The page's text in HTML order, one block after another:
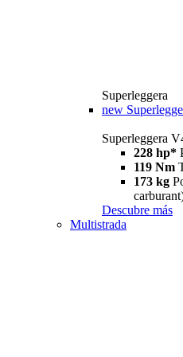
Superleggera
new
Superleggera
228 hp*
119 Nm
173 kg
Descubre más
Multistrada